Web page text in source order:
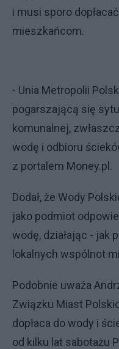
i musi sporo
mieszkańcom.
- Unia Metropolii
pogarszającą się
komunalnej,
wodę i odbioru
z portalem Money.pl.
Dodał, że Wody
jako podmiot
wodę, działając - jak
lokalnych wspólnot
Podobnie uważa
Związku Miast
dopłaca do wody i
od kilku lat sabotażu